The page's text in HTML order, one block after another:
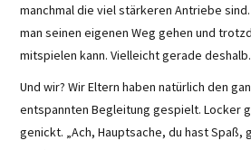
manchmal die viel stärkeren Antriebe
man seinen eigenen Weg gehen und
mitspielen kann. Vielleicht gerade deshalb.
Und wir? Wir Eltern haben natürlich den
entspannten Begleitung gespielt. Locker
genickt. „Ach, Hauptsache, du hast Spaß,